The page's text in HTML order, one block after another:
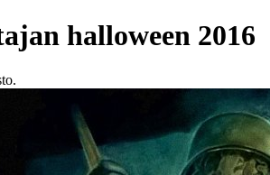
halloween 2016